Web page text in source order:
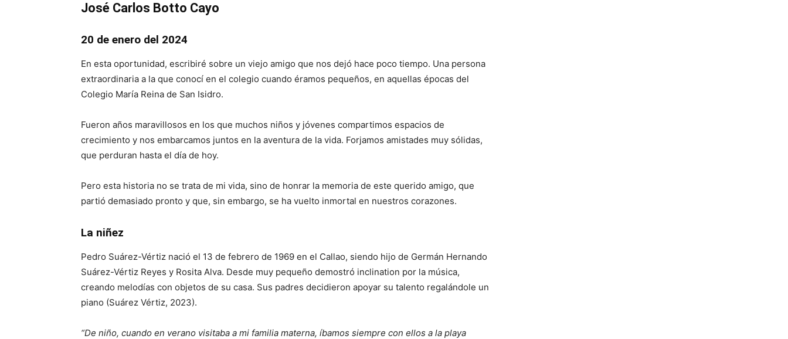
José Carlos Botto Cayo
20 de enero del 2024
En esta oportunidad, escribiré sobre un viejo amigo que nos dejó hace poco tiempo. Una persona
extraordinaria a la que conocí en el colegio cuando éramos pequeños, en aquellas épocas del
Colegio María Reina de San Isidro.
Fueron años maravillosos en los que muchos niños y jóvenes compartimos espacios de
crecimiento y nos embarcamos juntos en la aventura de la vida. Forjamos amistades muy sólidas,
que perduran hasta el día de hoy.
Pero esta historia no se trata de mi vida, sino de honrar la memoria de este querido amigo, que
partió demasiado pronto y que, sin embargo, se ha vuelto inmortal en nuestros corazones.
La niñez
Pedro Suárez-Vértiz nació el 13 de febrero de 1969 en el Callao, siendo hijo de Germán Hernando
Suárez-Vértiz Reyes y Rosita Alva. Desde muy pequeño demostró inclination por la música,
creando melodías con objetos de su casa. Sus padres decidieron apoyar su talento regalándole un
piano (Suárez Vértiz, 2023).
“De niño, cuando en verano visitaba a mi familia materna, íbamos siempre con ellos a la playa